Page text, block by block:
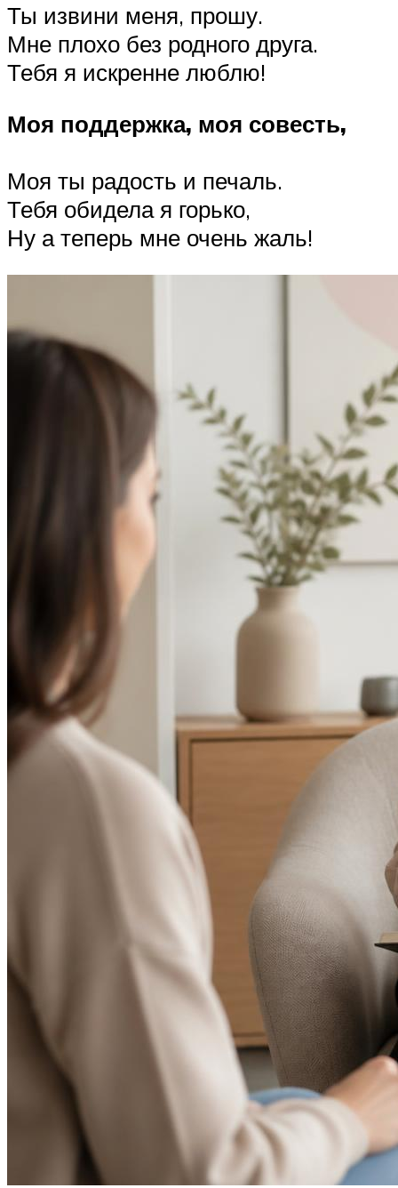
Ты извини меня, прошу.
Мне плохо без родного друга.
Тебя я искренне люблю!
Моя поддержка, моя совесть,
Моя ты радость и печаль.
Тебя обидела я горько,
Ну а теперь мне очень жаль!